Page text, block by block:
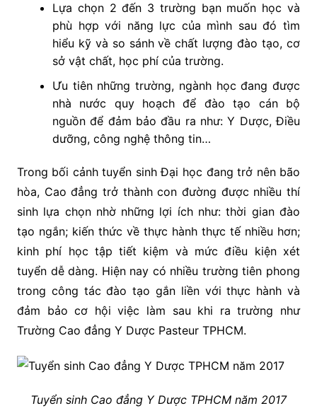
Lựa chọn 2 đến 3 trường bạn muốn học và
phù hợp với năng lực của mình sau đó tìm
hiểu kỹ và so sánh về chất lượng đào tạo, cơ
sở vật chất, học phí của trường.
Ưu tiên những trường, ngành học đang được
nhà nước quy hoạch để đào tạo cán bộ
nguồn để đảm bảo đầu ra như: Y Dược, Điều
dưỡng, công nghệ thông tin…
Trong bối cảnh tuyển sinh Đại học đang trở nên bão
hòa, Cao đẳng trở thành con đường được nhiều thí
sinh lựa chọn nhờ những lợi ích như: thời gian đào
tạo ngắn; kiến thức về thực hành thực tế nhiều hơn;
kinh phí học tập tiết kiệm và mức điều kiện xét
tuyển dễ dàng. Hiện nay có nhiều trường tiên phong
trong công tác đào tạo gắn liền với thực hành và
đảm bảo cơ hội việc làm sau khi ra trường như
Trường Cao đẳng Y Dược Pasteur TPHCM.
Tuyển sinh Cao đẳng Y Dược TPHCM năm 2017